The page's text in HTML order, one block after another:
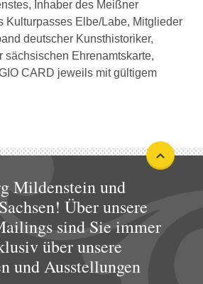
Inhaber des Meißner
Kulturpasses Elbe/Labe, Mitglieder
deutscher Kunsthistoriker,
sächsischen Ehrenamtskarte,
CARD jeweils mit gültigem
Mildenstein und
Über unsere
sind Sie immer
über unsere
und Ausstellungen